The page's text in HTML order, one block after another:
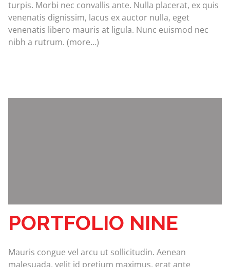
turpis. Morbi nec convallis ante. Nulla placerat, ex quis
venenatis dignissim, lacus ex auctor nulla, eget
venenatis libero mauris at ligula. Nunc euismod nec
nibh a rutrum. (more…)
PORTFOLIO NINE
Mauris congue vel arcu ut sollicitudin. Aenean
malesuada, velit id pretium maximus, erat ante